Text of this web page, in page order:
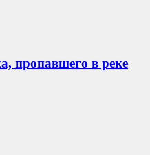
пропавшего в реке